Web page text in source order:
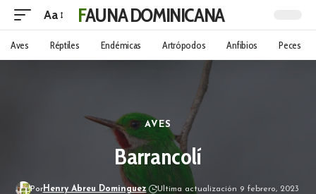
Aa FAUNA DOMINICANA
Aves Réptiles Endémicas Artrópodos Anfibios Peces
AVES
Barrancolí
PorHenry Abreu Dominguez
Ultima actualización 9 febrero, 2023